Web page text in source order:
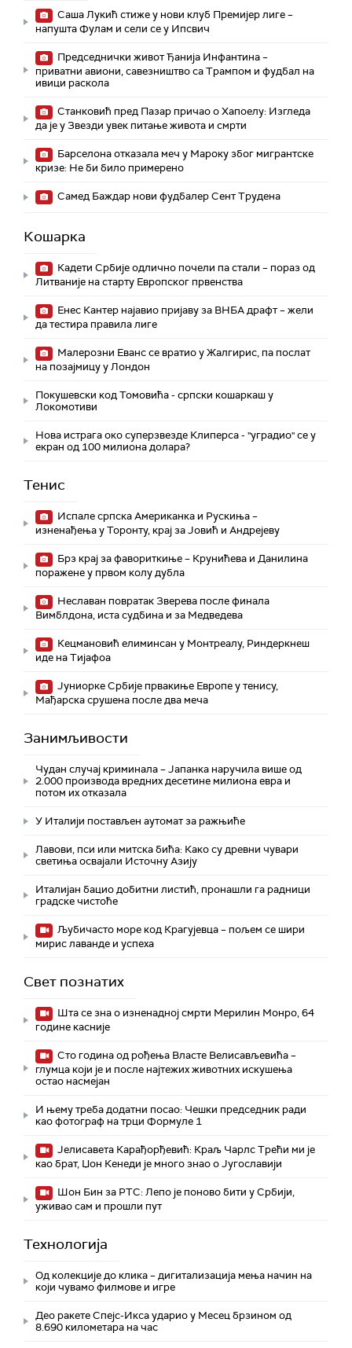
Саша Лукић стиже у нови клуб Премијер лиге –
напушта Фулам и сели се у Ипсвич
Председнички живот Ђанија Инфантина –
приватни авиони, савезништво са Трампом и фудбал на
ивици раскола
Станковић пред Пазар причао о Хапоелу: Изгледа
да је у Звезди увек питање живота и смрти
Барселона отказала меч у Мароку због мигрантске
кризе: Не би било примерено
Самед Баждар нови фудбалер Сент Трудена
Кошарка
Кадети Србије одлично почели па стали – пораз од
Литваније на старту Европског првенства
Енес Кантер најавио пријаву за ВНБА драфт – жели
да тестира правила лиге
Малерозни Еванс се вратио у Жалгирис, па послат
на позајмицу у Лондон
Покушевски код Томовића - српски кошаркаш у
Локомотиви
Нова истрага око суперзвезде Клиперса - "уградио" се у
екран од 100 милиона долара?
Тенис
Испале српска Американка и Рускиња –
изненађења у Торонту, крај за Јовић и Андрејеву
Брз крај за фавориткиње – Крунићева и Данилина
поражене у првом колу дубла
Неславан повратак Зверева после финала
Вимблдона, иста судбина и за Медведева
Кецмановић елиминсан у Монтреалу, Риндеркнеш
иде на Тијафоа
Јуниорке Србије првакиње Европе у тенису,
Мађарска срушена после два меча
Занимљивости
Чудан случај криминала – Јапанка наручила више од
2.000 производа вредних десетине милиона евра и
потом их отказала
У Италији постављен аутомат за ражњиће
Лавови, пси или митска бића: Како су древни чувари
светиња освајали Источну Азију
Италијан бацио добитни листић, пронашли га радници
градске чистоће
Љубичасто море код Крагујевца – пољем се шири
мирис лаванде и успеха
Свет познатих
Шта се зна о изненадној смрти Мерилин Монро, 64
године касније
Сто година од рођења Власте Велисављевића –
глумца који је и после најтежих животних искушења
остао насмејан
И њему треба додатни посао: Чешки председник ради
као фотограф на трци Формуле 1
Јелисавета Карађорђевић: Краљ Чарлс Трећи ми је
као брат, Џон Кенеди је много знао о Југославији
Шон Бин за РТС: Лепо је поново бити у Србији,
уживао сам и прошли пут
Технологијa
Од колекције до клика – дигитализација мења начин на
који чувамо филмове и игре
Део ракете Спејс-Икса ударио у Месец брзином од
8.690 километара на час